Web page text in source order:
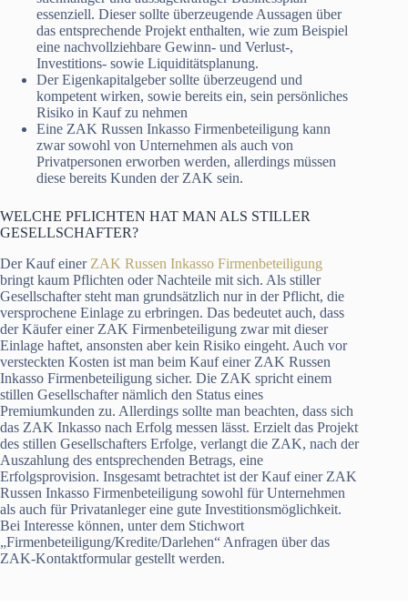
essenziell. Dieser sollte überzeugende Aussagen über
das entsprechende Projekt enthalten, wie zum Beispiel
eine nachvollziehbare Gewinn- und Verlust-,
Investitions- sowie Liquiditätsplanung.
Der Eigenkapitalgeber sollte überzeugend und
kompetent wirken, sowie bereits ein, sein persönliches
Risiko in Kauf zu nehmen
Eine ZAK Russen Inkasso Firmenbeteiligung kann
zwar sowohl von Unternehmen als auch von
Privatpersonen erworben werden, allerdings müssen
diese bereits Kunden der ZAK sein.
WELCHE PFLICHTEN HAT MAN ALS STILLER
GESELLSCHAFTER?
Der Kauf einer ZAK Russen Inkasso Firmenbeteiligung
bringt kaum Pflichten oder Nachteile mit sich. Als stiller
Gesellschafter steht man grundsätzlich nur in der Pflicht, die
versprochene Einlage zu erbringen. Das bedeutet auch, dass
der Käufer einer ZAK Firmenbeteiligung zwar mit dieser
Einlage haftet, ansonsten aber kein Risiko eingeht. Auch vor
versteckten Kosten ist man beim Kauf einer ZAK Russen
Inkasso Firmenbeteiligung sicher. Die ZAK spricht einem
stillen Gesellschafter nämlich den Status eines
Premiumkunden zu. Allerdings sollte man beachten, dass sich
das ZAK Inkasso nach Erfolg messen lässt. Erzielt das Projekt
des stillen Gesellschafters Erfolge, verlangt die ZAK, nach der
Auszahlung des entsprechenden Betrags, eine
Erfolgsprovision. Insgesamt betrachtet ist der Kauf einer ZAK
Russen Inkasso Firmenbeteiligung sowohl für Unternehmen
als auch für Privatanleger eine gute Investitionsmöglichkeit.
Bei Interesse können, unter dem Stichwort
„Firmenbeteiligung/Kredite/Darlehen“ Anfragen über das
ZAK-Kontaktformular gestellt werden.